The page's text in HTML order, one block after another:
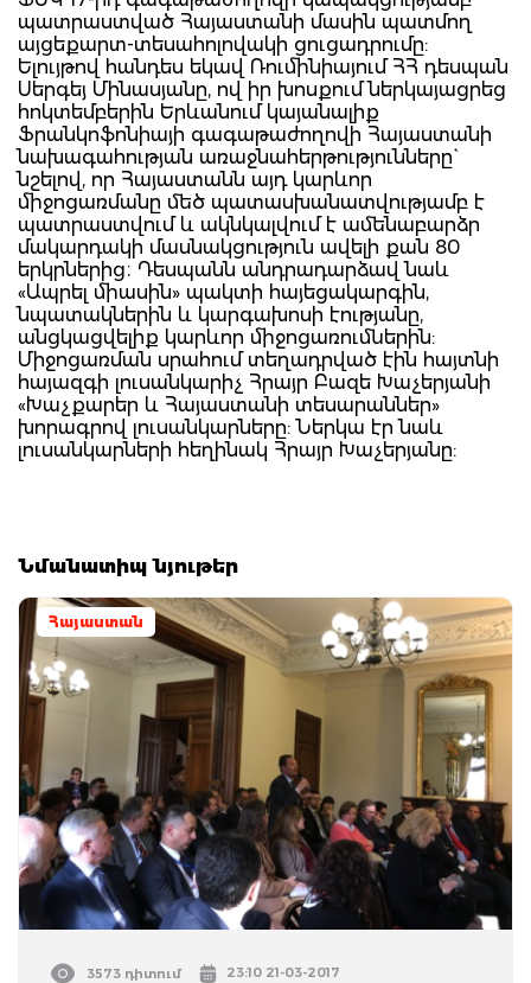
պատրաստված Հայաստանի մասին պատմող
այցեքարտ-տեսահոլովակի ցուցադրումը:
Ելույթով հանդես եկավ Ռումինիայում ՀՀ դեսպան
Սերգեյ Մինասյանը, ով իր խոսքում ներկայացրեց
հոկտեմբերին Երևանում կայանալիք
Ֆրանկոֆոնիայի գագաթաժողովի Հայաստանի
նախագահության առաջնահերթությունները`
նշելով, որ Հայաստանն այդ կարևոր
միջոցառմանը մեծ պատասխանատվությամբ է
պատրաստվում և ակնկալվում է ամենաբարձր
մակարդակի մասնակցություն ավելի քան 80
երկրներից։ Դեսպանն անդրադարձավ նաև
«Ապրել միասին» պակտի հայեցակարգին,
նպատակներին և կարգախոսի էությանը,
անցկացվելիք կարևոր միջոցառումներին:
Միջոցառման սրահում տեղադրված էին հայտնի
հայազգի լուսանկարիչ Հրայր Բազե Խաչերյանի
«Խաչքարեր և Հայաստանի տեսարաններ»
խորագրով լուսանկարները: Ներկա էր նաև
լուսանկարների հեղինակ Հրայր Խաչերյանը:
Նմանատիպ նյութեր
Հայաստան
3573 դիտում 23:10 21-03-2017